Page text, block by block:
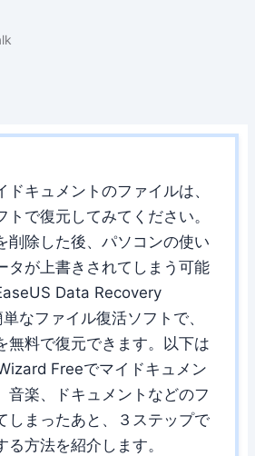
ドキュメントのファイルは、
トで復元してみてください。
削除した後、パソコンの使い
タが上書きされてしまう可能
Data Recovery
なファイル復活ソフトで、
無料で復元できます。以下は
Freeでマイドキュメン
音楽、ドキュメントなどのフ
しまったあと、３ステップで
方法を紹介します。